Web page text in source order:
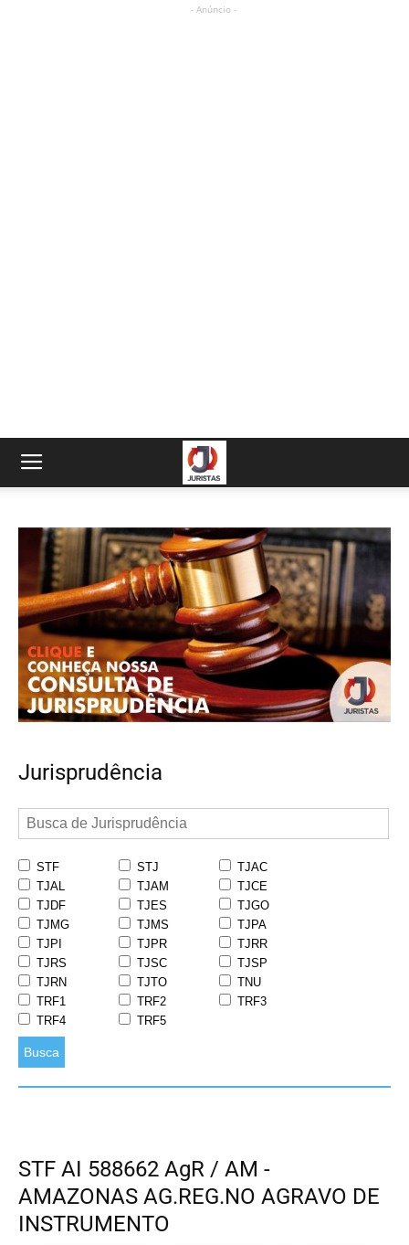
- Anúncio -
Jurisprudência
STF STJ
TJAC
TJAL
TJAM
TJCE
TJDF
TJES
TJGO
TJMG
TJMS
TJPA
TJPI
TJPR
TJRR
TJRS
TJSC
TJSP
TJRN
TJTO
TNU
TRF1
TRF2
TRF3
TRF4
TRF5
Busca
STF AI 588662 AgR / AM -
AMAZONAS AG.REG.NO AGRAVO DE
INSTRUMENTO